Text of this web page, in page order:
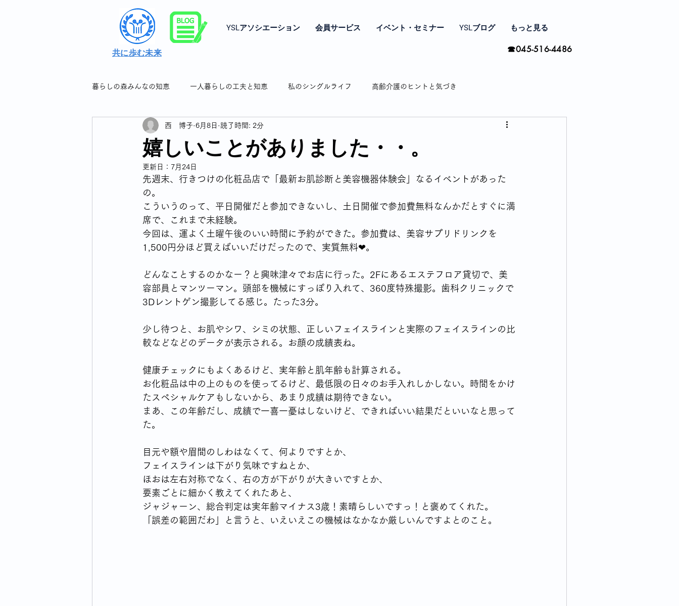
共に歩む未来
YSLアソシエーション 会員サービス イベント・セミナー YSLブログ もっと見る
☎045-516-4486
暮らしの森みんなの知恵 一人暮らしの工夫と知恵 私のシングルライフ 高齢介護のヒントと気づき
シングル女性の暮らしの知恵＆つぶやき シングル女性の年金とお金の話
シングル女性のフレイル対策
シングル女性の連休について 通販で困ったことありますよね 私の驚き・戸惑いドキッとした話 季節ごとに思う事
ウォーキングライフのはじまり シングルならではの食の悩み YSLアソシエーションイベント
横浜市のイベント・生活情報 70代女性が始める終活 身体との付き合いかた テレビから流れてくる出来事について思う
毎日の買い物どうしてますか 高齢者の住宅事情
嬉しいことがありました・・。
西 博子 6月8日 読了時間: 2分
更新日： 7月24日
先週末、行きつけの化粧品店で「最新お肌診断と美容機器体験会」なるイベントがあった
の。
こういうのって、平日開催だと参加できないし、土日開催で参加費無料なんかだとすぐに満
席で、これまで未経験。
今回は、運よく土曜午後のいい時間に予約ができた。参加費は、美容サプリドリンクを
1,500円分ほど買えばいいだけだったので、実質無料❤。
どんなことするのかなー？と興味津々でお店に行った。2Fにあるエステフロア貸切で、美
容部員とマンツーマン。頭部を機械にすっぽり入れて、360度特殊撮影。歯科クリニックで
3Dレントゲン撮影してる感じ。たった3分。
少し待つと、お肌やシワ、シミの状態、正しいフェイスラインと実際のフェイスラインの比
較などなどのデータが表示される。お顔の成績表ね。
健康チェックにもよくあるけど、実年齢と肌年齢も計算される。
お化粧品は中の上のものを使ってるけど、最低限の日々のお手入れしかしない。時間をかけ
たスペシャルケアもしないから、あまり成績は期待できない。
まあ、この年齢だし、成績で一喜一憂はしないけど、できればいい結果だといいなと思って
た。
目元や額や眉間のしわはなくて、何よりですとか、
フェイスラインは下がり気味ですねとか、
ほおは左右対称でなく、右の方が下がりが大きいですとか、
要素ごとに細かく教えてくれたあと、
ジャジャーン、総合判定は実年齢マイナス3歳！素晴らしいですっ！と褒めてくれた。
「誤差の範囲だわ」と言うと、いえいえこの機械はなかなか厳しいんですよとのこと。